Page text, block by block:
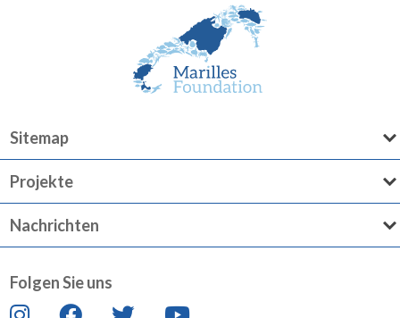
Sitemap
Projekte
Nachrichten
Folgen Sie uns